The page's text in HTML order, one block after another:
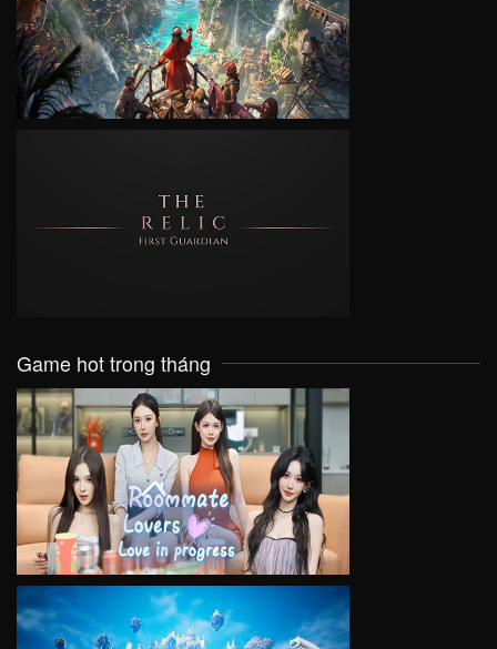
VIEW
VIEW
Game hot trong tháng
VIEW